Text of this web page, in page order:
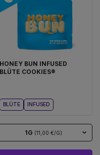
HONEY BUN INFUSED
BLÜTE COOKIES®
BLÜTE INFUSED
1G (11,00 €/G)